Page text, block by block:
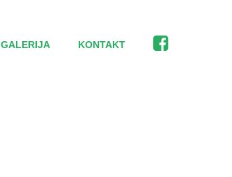
GALERIJA KONTAKT